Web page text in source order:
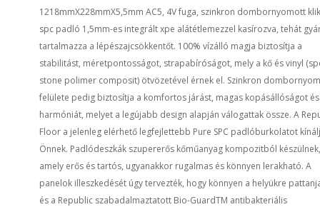
1218mmX228mmX5,5mm AC5, 4V fuga, szinkron dombornyomott
spc padló 1,5mm-es integrált xpe alátétlemezzel kasírozva, tehát
tartalmazza a lépészajcsökkentőt. 100% vízálló magja biztosítja a
stabilitást, méretpontosságot, strapabíróságot, mely a kő és vinyl
stone polimer composit) ötvözetével érnek el. Szinkron
felülete pedig biztosítja a komfortos járást, magas kopásállóságot és
harmóniát, melyet a legújabb design alapján válogattak össze. A
Floor a jelenleg elérhető legfejlettebb Pure SPC padlóburkolatot
Önnek. Padlódeszkák szupererős kőműanyag kompozitból készülnek,
amely erős és tartós, ugyanakkor rugalmas és könnyen lerakható. A
panelok illeszkedését úgy tervezték, hogy könnyen a helyükre
és a Republic szabadalmaztatott Bio-GuardTM antibakteriális